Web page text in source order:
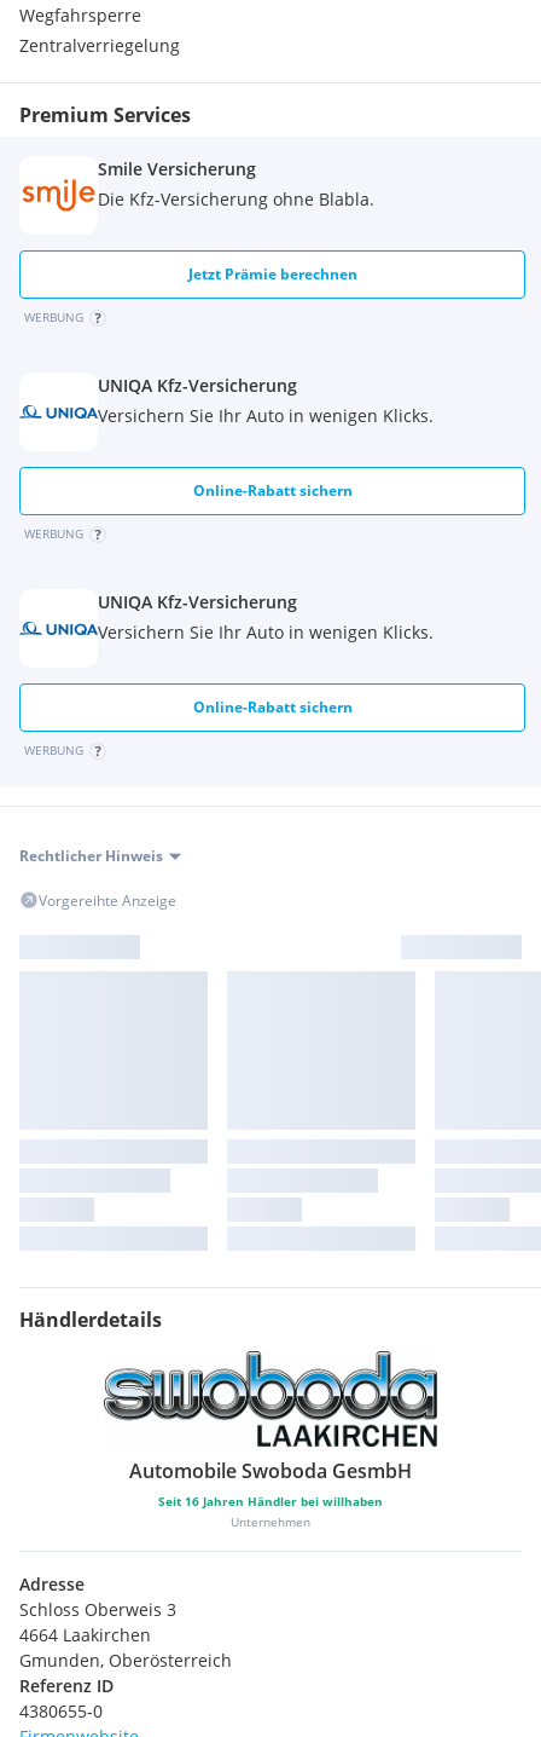
Tagfahrlichtschaltung
ABS
Wegfahrsperre
Zentralverriegelung
Premium Services
Smile Versicherung
Die Kfz-Versicherung ohne Blabla.
Jetzt Prämie berechnen
WERBUNG
UNIQA Kfz-Versicherung
Versichern Sie Ihr Auto in wenigen Klicks.
Online-Rabatt sichern
WERBUNG
UNIQA Kfz-Versicherung
Versichern Sie Ihr Auto in wenigen Klicks.
Online-Rabatt sichern
WERBUNG
Rechtlicher Hinweis
Vorgereihte Anzeige
Händlerdetails
Automobile Swoboda GesmbH
Seit 16 Jahren Händler bei willhaben
Unternehmen
Adresse
Schloss Oberweis 3
4664 Laakirchen
Gmunden, Oberösterreich
Referenz ID
4380655-0